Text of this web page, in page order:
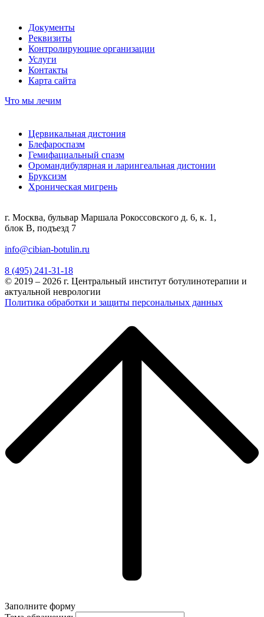
Документы
Реквизиты
Контролирующие организации
Услуги
Контакты
Карта сайта
Что мы лечим
Цервикальная дистония
Блефароспазм
Гемифациальный спазм
Оромандибулярная и ларингеальная дистонии
Бруксизм
Хроническая мигрень
г. Москва, бульвар Маршала Рокоссовского д. 6, к. 1,
блок В, подъезд 7
info@cibian-botulin.ru
8 (495) 241-31-18
© 2019 – 2026 г. Центральный институт ботулинотерапии и
актуальной неврологии
Политика обработки и защиты персональных данных
Заполните форму